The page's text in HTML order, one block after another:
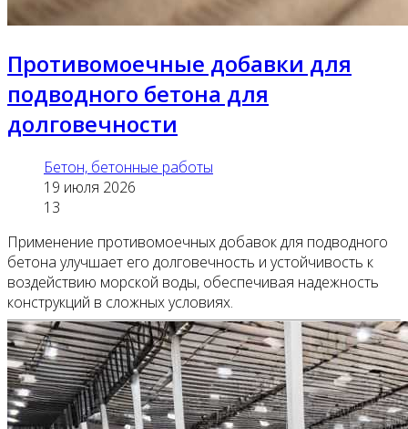
Противомоечные добавки для
подводного бетона для
долговечности
Бетон, бетонные работы
19 июля 2026
13
Применение противомоечных добавок для подводного
бетона улучшает его долговечность и устойчивость к
воздействию морской воды, обеспечивая надежность
конструкций в сложных условиях.